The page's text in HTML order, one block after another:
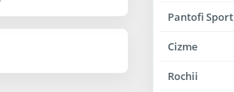
Pantofi Sport
Cizme
Rochii